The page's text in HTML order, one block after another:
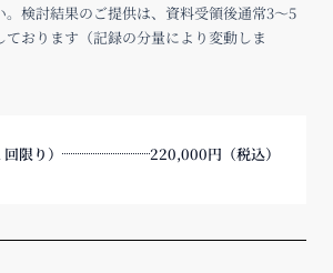
。検討結果のご提供は、資料受領後通常3〜5
おります（記録の分量により変動しま
限り） 220,000円（税込）